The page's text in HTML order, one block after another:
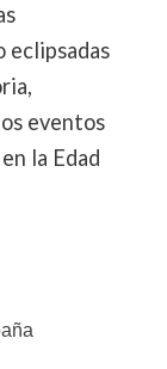
eclipsadas
eventos
la Edad